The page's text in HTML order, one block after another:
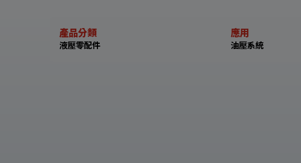
產品分類
液壓零配件
應用
油壓系統